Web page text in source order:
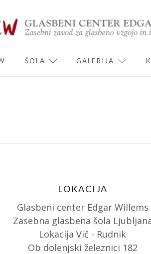
MENU
ŠOLA EXPAND CHILD MENU
GALERIJA
LOKACIJA
Glasbeni center Edgar Willems
Zasebna glasbena šola
Lokacija Vič - Rudnik
Ob dolenjski železnici 182